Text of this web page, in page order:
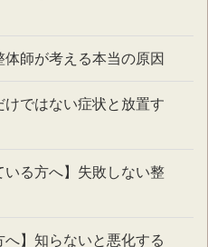
師が考える本当の原因
ではない症状と放置す
いる方へ】失敗しない整
へ】知らないと悪化する